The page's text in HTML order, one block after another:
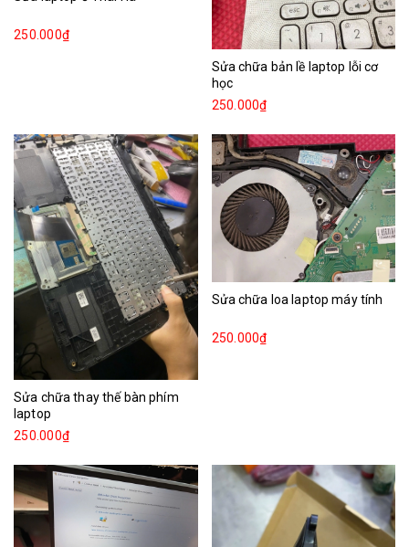
250.000₫
Sửa chữa bản lề laptop lỗi cơ
học
250.000₫
Sửa chữa thay thế bàn phím
laptop
250.000₫
Sửa chữa loa laptop máy tính
250.000₫